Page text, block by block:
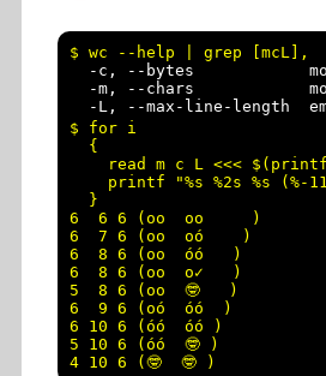
-c, --bytes
-m, --chars
$ for i
  {
read m c L <<<
printf "%s %2s %s (%-
  }
6  6 6 (oo  oo     )
6  7 6 (oo  oó    )
6  8 6 (oo  óó   )
6  8 6 (oo  o✓   )
5  8 6 (oo  🤓   )
6  9 6 (oó  óó  )
6 10 6 (óó  óó )
5 10 6 (óó  🤓 )